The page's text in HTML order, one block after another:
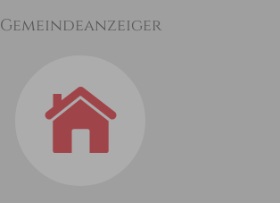
Gemeindeanzeiger